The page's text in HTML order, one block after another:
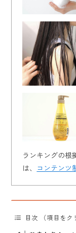
ランキングの根
は、 コンテンツ
目次 （項目をク